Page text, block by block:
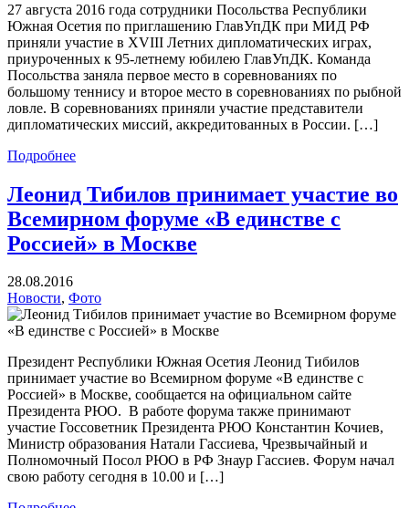
27 августа 2016 года сотрудники Посольства Республики
Южная Осетия по приглашению ГлавУпДК при МИД РФ
приняли участие в XVIII Летних дипломатических играх,
приуроченных к 95-летнему юбилею ГлавУпДК. Команда
Посольства заняла первое место в соревнованиях по
большому теннису и второе место в соревнованиях по рыбной
ловле. В соревнованиях приняли участие представители
дипломатических миссий, аккредитованных в России. […]
Подробнее
Леонид Тибилов принимает участие во
Всемирном форуме «В единстве с
Россией» в Москве
28.08.2016
Новости, Фото
Президент Республики Южная Осетия Леонид Тибилов
принимает участие во Всемирном форуме «В единстве с
Россией» в Москве, сообщается на официальном сайте
Президента РЮО. В работе форума также принимают
участие Госсоветник Президента РЮО Константин Кочиев,
Министр образования Натали Гассиева, Чрезвычайный и
Полномочный Посол РЮО в РФ Знаур Гассиев. Форум начал
свою работу сегодня в 10.00 и […]